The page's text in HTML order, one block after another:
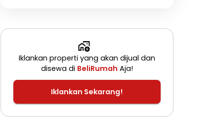
Iklankan properti yang akan dijual dan
disewa di BeliRumah Aja!
Iklankan Sekarang!